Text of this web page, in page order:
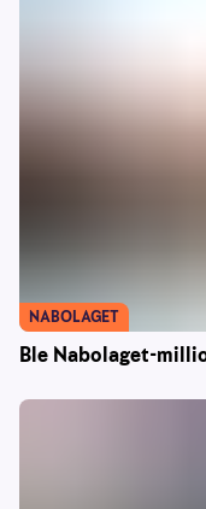
Ble Nabolaget-
NABOLAGET